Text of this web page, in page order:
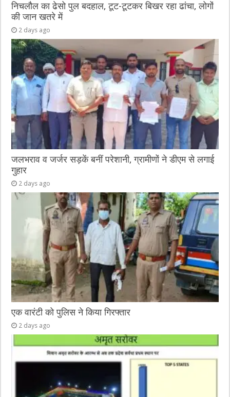
निचलौल का ढेसो पुल बदहाल, टूट-टूटकर बिखर रहा ढांचा, लोगों
की जान खतरे में
2 days ago
जलभराव व जर्जर सड़कें बनीं परेशानी, ग्रामीणों ने डीएम से लगाई
गुहार
2 days ago
एक वारंटी को पुलिस ने किया गिरफ्तार
2 days ago